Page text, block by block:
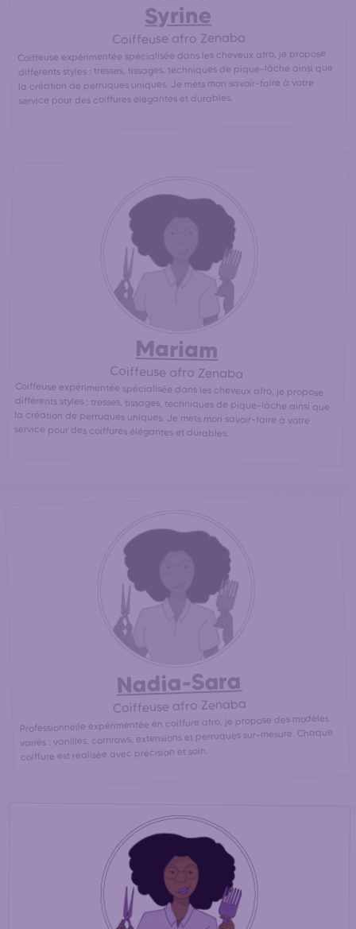
Syrine
Coiffeuse afro Zenaba
Coiffeuse expérimentée spécialisée dans les cheveux afro, je propose
différents styles : tresses, tissages, techniques de pique-lâche ainsi que
la création de perruques uniques. Je mets mon savoir-faire à votre
service pour des coiffures élégantes et durables.
Mariam
Coiffeuse afro Zenaba
Coiffeuse expérimentée spécialisée dans les cheveux afro, je propose
différents styles : tresses, tissages, techniques de pique-lâche ainsi que
la création de perruques uniques. Je mets mon savoir-faire à votre
service pour des coiffures élégantes et durables.
Nadia-Sara
Coiffeuse afro Zenaba
Professionnelle expérimentée en coiffure afro, je propose des modèles
variés : vanilles, cornrows, extensions et perruques sur-mesure. Chaque
coiffure est réalisée avec précision et soin.